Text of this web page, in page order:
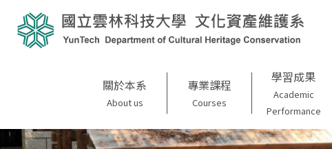
關於本系
About us
專業課程
Courses
學習成果
Academic
Performance